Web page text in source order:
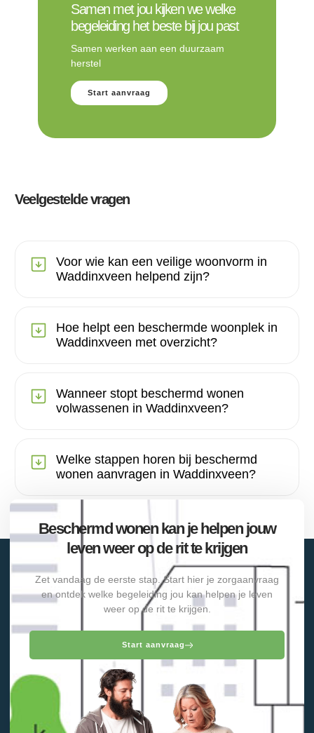
Samen met jou kijken we welke
begeleiding het beste bij jou past
Samen werken aan een duurzaam
herstel
Start aanvraag
Veelgestelde vragen
Voor wie kan een veilige woonvorm in
Waddinxveen helpend zijn?
Hoe helpt een beschermde woonplek in
Waddinxveen met overzicht?
Wanneer stopt beschermd wonen
volwassenen in Waddinxveen?
Welke stappen horen bij beschermd
wonen aanvragen in Waddinxveen?
Beschermd wonen kan je helpen jouw
leven weer op de rit te krijgen
Zet vandaag de eerste stap. Start hier je zorgaanvraag
en ontdek welke begeleiding jou kan helpen je leven
weer op de rit te krijgen.
Start aanvraag